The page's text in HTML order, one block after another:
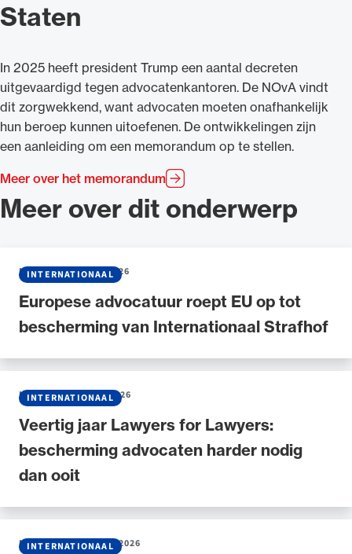
Staten
In 2025 heeft president Trump een aantal decreten
uitgevaardigd tegen advocatenkantoren. De NOvA vindt
dit zorgwekkend, want advocaten moeten onafhankelijk
hun beroep kunnen uitoefenen. De ontwikkelingen zijn
een aanleiding om een memorandum op te stellen.
Meer over het memorandum
Meer over dit onderwerp
Europese advocatuur roept EU op tot
bescherming van Internationaal Strafhof
INTERNATIONAAL
NIEUWS•22 JULI 2026
Veertig jaar Lawyers for Lawyers:
bescherming advocaten harder nodig
dan ooit
INTERNATIONAAL
NIEUWS•15 JUNI 2026
INTERNATIONAAL
NIEUWS•30 MAART 2026